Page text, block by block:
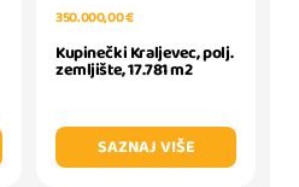
350.000,00 €
Kupinečki Kraljevec, polj.
zemljište, 17.781 m2
SAZNAJ VIŠE